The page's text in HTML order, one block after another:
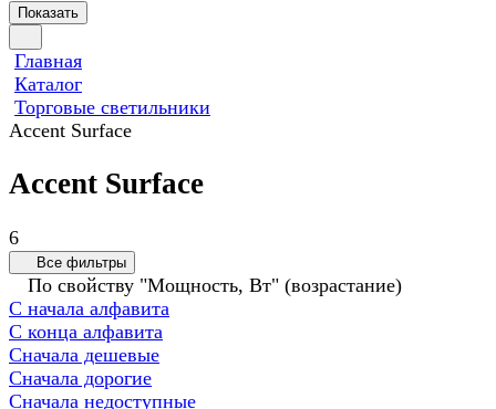
Показать
Главная
Каталог
Торговые светильники
Accent Surface
Accent Surface
6
Все фильтры
По свойству "Мощность, Вт" (возрастание)
С начала алфавита
С конца алфавита
Сначала дешевые
Сначала дорогие
Сначала недоступные